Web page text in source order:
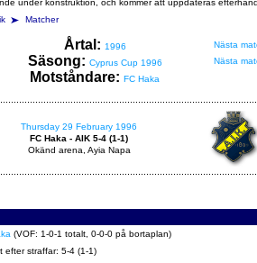
under konstruktion, och kommer att uppdateras
Matcher
Årtal: 1996
Nästa
Säsong: Cyprus Cup 1996
Nästa
Motståndare: FC Haka
Thursday 29 February 1996
FC Haka - AIK 5-4 (1-1)
Okänd arena, Ayia Napa
(VOF: 1-0-1 totalt, 0-0-0 på bortaplan)
efter straffar: 5-4 (1-1)